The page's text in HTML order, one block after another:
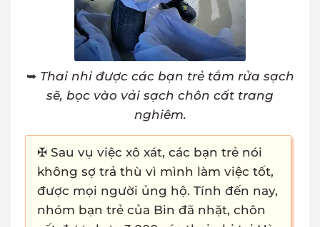
➥ Thai nhi được các bạn trẻ tắm rửa sạch
sẽ, bọc vào vải sạch chôn cất trang
nghiêm.
✠ Sau vụ việc xô xát, các bạn trẻ nói
không sợ trả thù vì mình làm việc tốt,
được mọi người ủng hộ. Tính đến nay,
nhóm bạn trẻ của Bin đã nhặt, chôn